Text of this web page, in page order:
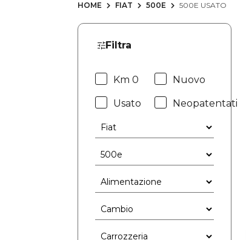
HOME FIAT 500E 500E USATO
Filtra
Km 0 Nuovo
Usato Neopatentati